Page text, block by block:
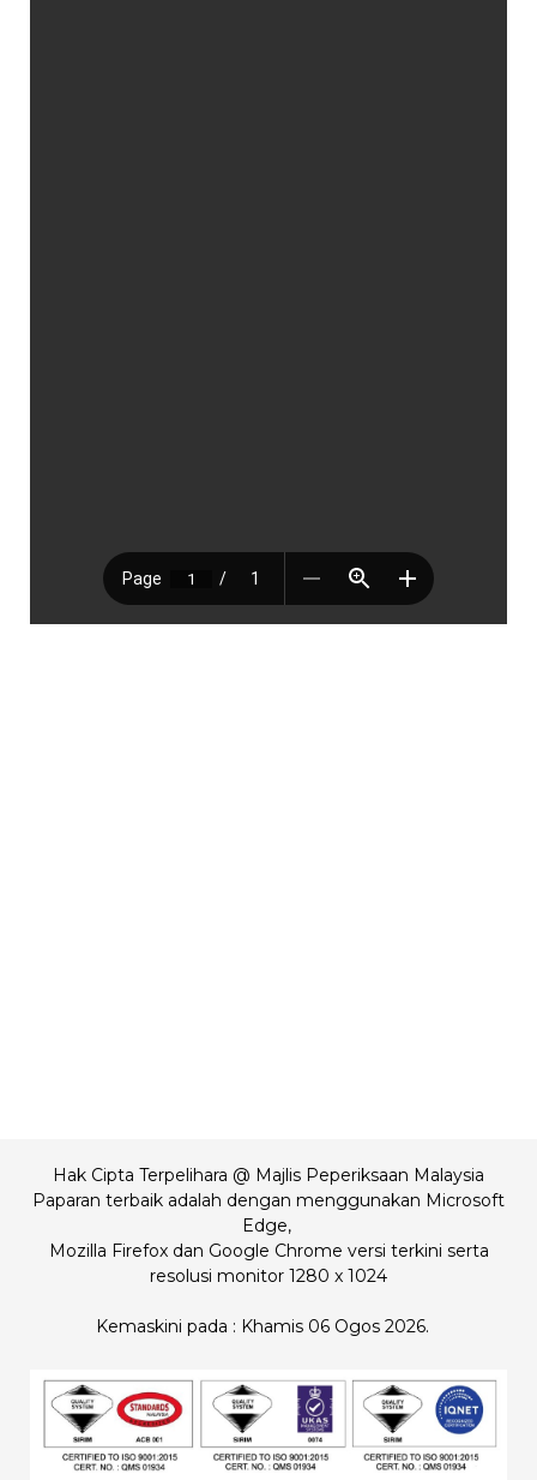
Hak Cipta Terpelihara @ Majlis Peperiksaan Malaysia
Paparan terbaik adalah dengan menggunakan Microsoft
Edge,
Mozilla Firefox dan Google Chrome versi terkini serta
resolusi monitor 1280 x 1024
Kemaskini pada : Khamis 06 Ogos 2026.